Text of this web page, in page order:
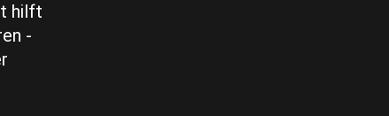
hilft
-